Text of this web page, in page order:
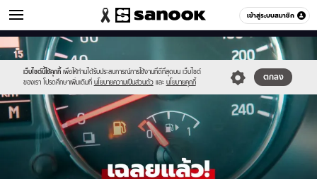
เข้าสู่ระบบสมาชิก
รถยนต์ หมวดอื่นๆ
เว็บไซต์นี้ใช้คุกกี้ เพื่อให้ท่านได้รับประสบการณ์การใช้งานที่ดีที่สุดบน เว็บไซต์
ของเรา โปรดศึกษาเพิ่มเติมที่ นโยบายความเป็นส่วนตัว และ นโยบายคุกกี้
ตกลง
Sanook
//s.isanook.com/sr/0/images/logo-
new-
sanook.png
600
60
//s.isanook.com/au/0/ud/19/97772/rod.jpg